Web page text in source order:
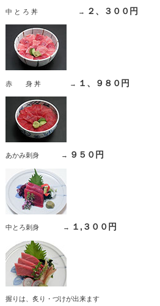
中 と ろ 丼 → ２、３００円
赤 身 丼 → １、９８０円
あかみ刺身 → ９５０円
中とろ刺身 → １,３００円
握りは、炙り・づけが出来ます